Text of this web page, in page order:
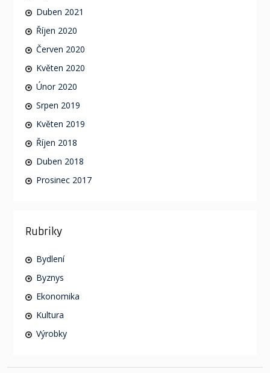
Duben 2021
Říjen 2020
Červen 2020
Květen 2020
Únor 2020
Srpen 2019
Květen 2019
Říjen 2018
Duben 2018
Prosinec 2017
Rubriky
Bydlení
Byznys
Ekonomika
Kultura
Výrobky